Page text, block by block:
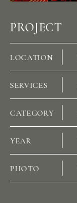
PROJECT
LOCATION
SERVICES
CATEGORY
YEAR
PHOTO